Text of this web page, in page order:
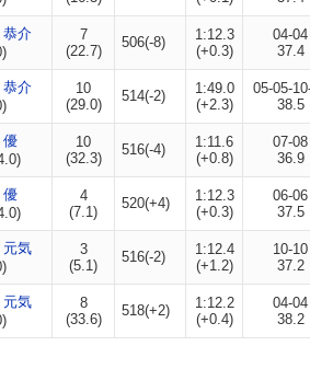
恭介
7
(22.7)
506(-8)
1:12.3
(+0.3)
04-04
37.4
恭介
10
(29.0)
514(-2)
1:49.0
(+2.3)
05-05-
38.5
優
10
(32.3)
516(-4)
1:11.6
(+0.8)
07-08
36.9
優
4
(7.1)
520(+4)
1:12.3
(+0.3)
06-06
37.5
元気
3
(5.1)
516(-2)
1:12.4
(+1.2)
10-10
37.2
元気
8
(33.6)
518(+2)
1:12.2
(+0.4)
04-04
38.2